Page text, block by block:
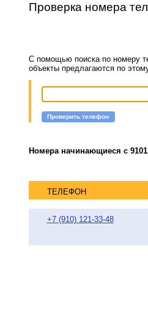
Проверка номера
С помощью поиска по номеру
объекты предлагаются по
Проверить телефон
Номера начинающиеся с
ТЕЛЕФОН
+7 (910) 121-33-48